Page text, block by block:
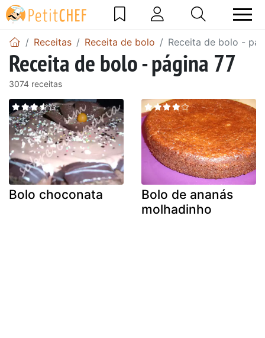
Receitas Receita de bolo Receita de bolo -
Receita de bolo - página 77
3074 receitas
Bolo choconata
Bolo de ananás
molhadinho